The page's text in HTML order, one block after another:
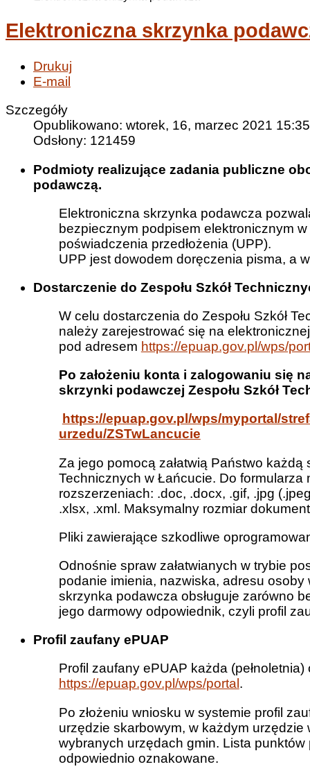
Elektroniczna skrzynka
Drukuj
E-mail
Szczegóły
Opublikowano: wtorek, 16, marzec 2021 15:35
Odsłony: 121459
Podmioty realizujące zadania publiczne
podawczą.
Elektroniczna skrzynka podawcza
bezpiecznym podpisem elektronicznym
poświadczenia przedłożenia (UPP).
UPP jest dowodem doręczenia pisma, a
Dostarczenie do Zespołu Szkół
W celu dostarczenia do Zespołu Szkół
należy zarejestrować się na
pod adresem https://epuap.gov.pl/wps/
Po założeniu konta i zalogowaniu się
skrzynki podawczej Zespołu Szkół
https://epuap.gov.pl/wps/myportal/
urzedu/ZSTwLancucie
Za jego pomocą załatwią Państwo każdą
Technicznych w Łańcucie. Do
rozszerzeniach: .doc, .docx, .gif, .jpg
.xlsx, .xml. Maksymalny rozmiar
Pliki zawierające szkodliwe
Odnośnie spraw załatwianych w trybie
podanie imienia, nazwiska, adresu
skrzynka podawcza obsługuje zarówno
jego darmowy odpowiednik, czyli profil
Profil zaufany ePUAP
Profil zaufany ePUAP każda
https://epuap.gov.pl/wps/portal .
Po złożeniu wniosku w systemie profil
urzędzie skarbowym, w każdym urzędzie
wybranych urzędach gmin. Lista
odpowiednio oznakowane.